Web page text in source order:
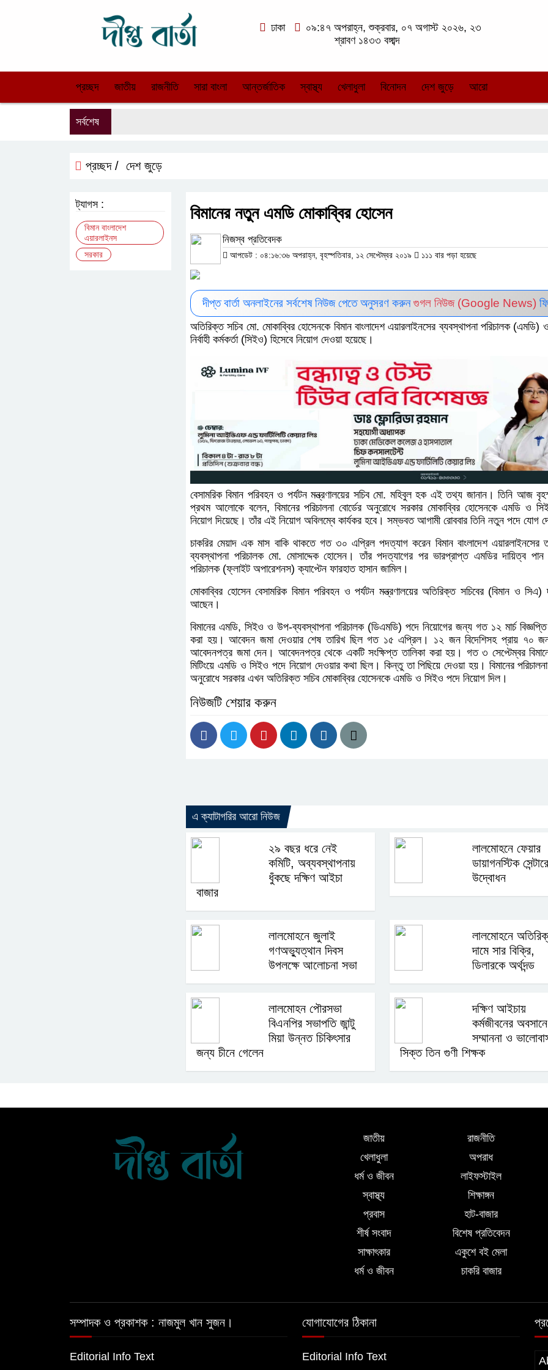
ঢাকা
০৯:৪৭ অপরাহ্ন, শুক্রবার, ০৭ অগাস্ট ২০২৬, ২৩
শ্রাবণ ১৪৩৩ বঙ্গাব্দ
প্রচ্ছদ জাতীয় রাজনীতি সারা বাংলা আন্তর্জাতিক স্বাস্থ্য খেলাধুলা বিনোদন দেশ জুড়ে আরো
সর্বশেষ
প্রচ্ছদ / দেশ জুড়ে
বিমানের নতুন এমডি মোকাব্বির হোসেন
নিজস্ব প্রতিবেদক
আপডেট : ০৪:১৬:৩৬ অপরাহ্ন, বৃহস্পতিবার, ১২ সেপ্টেম্বর ২০১৯ ১১১ বার পড়া হয়েছে
দীপ্ত বার্তা অনলাইনের সর্বশেষ নিউজ পেতে অনুসরণ করুনগুগল নিউজ (Google News)
অতিরিক্ত সচিব মো. মোকাব্বির হোসেনকে বিমান বাংলাদেশ এয়ারলাইনসের ব্যবস্থাপনা পরিচালক (এমডি)
নির্বাহী কর্মকর্তা (সিইও) হিসেবে নিয়োগ দেওয়া হয়েছে।
বেসামরিক বিমান পরিবহন ও পর্যটন মন্ত্রণালয়ের সচিব মো. মহিবুল হক এই তথ্য জানান। তিনি আজ
প্রথম আলোকে বলেন, বিমানের পরিচালনা বোর্ডের অনুরোধে সরকার মোকাব্বির হোসেনকে এমডি ও
নিয়োগ দিয়েছে। তাঁর এই নিয়োগ অবিলম্বে কার্যকর হবে। সম্ভবত আগামী রোববার তিনি নতুন পদে যোগ
চাকরির মেয়াদ এক মাস বাকি থাকতে গত ৩০ এপ্রিল পদত্যাগ করেন বিমান বাংলাদেশ এয়ারলাইনসের
ব্যবস্থাপনা পরিচালক মো. মোসাদ্দেক হোসেন। তাঁর পদত্যাগের পর ভারপ্রাপ্ত এমডির দায়িত্ব পান
পরিচালক (ফ্লাইট অপারেশনস) ক্যাপ্টেন ফারহাত হাসান জামিল।
মোকাব্বির হোসেন বেসামরিক বিমান পরিবহন ও পর্যটন মন্ত্রণালয়ের অতিরিক্ত সচিবের (বিমান ও সিএ)
আছেন।
বিমানের এমডি, সিইও ও উপ-ব্যবস্থাপনা পরিচালক (ডিএমডি) পদে নিয়োগের জন্য গত ১২ মার্চ
করা হয়। আবেদন জমা দেওয়ার শেষ তারিখ ছিল গত ১৫ এপ্রিল। ১২ জন বিদেশিসহ প্রায় ৭০ জন
আবেদনপত্র জমা দেন। আবেদনপত্র থেকে একটি সংক্ষিপ্ত তালিকা করা হয়। গত ৩ সেপ্টেম্বর
মিটিংয়ে এমডি ও সিইও পদে নিয়োগ দেওয়ার কথা ছিল। কিন্তু তা পিছিয়ে দেওয়া হয়। বিমানের পরিচালনা
অনুরোধে সরকার এখন অতিরিক্ত সচিব মোকাব্বির হোসেনকে এমডি ও সিইও পদে নিয়োগ দিল।
নিউজটি শেয়ার করুন
এ ক্যাটাগরির আরো নিউজ
২৯ বছর ধরে নেই
কমিটি, অব্যবস্থাপনায়
ধুঁকছে দক্ষিণ আইচা
বাজার
লালমোহনে ফেয়ার
ডায়াগনস্টিক
উদ্বোধন
লালমোহনে জুলাই
গণঅভ্যুত্থান দিবস
উপলক্ষে আলোচনা সভা
লালমোহনে
দামে সার বিক্রি,
ডিলারকে অর্থদন্ড
লালমোহন পৌরসভা
বিএনপির সভাপতি জান্টু
মিয়া উন্নত চিকিৎসার
জন্য চীনে গেলেন
দক্ষিণ আইচায়
কর্মজীবনের অবসানে
সম্মাননা ও
সিক্ত তিন গুণী শিক্ষক
ট্যাগস :
বিমান বাংলাদেশ
এয়ারলাইনস
সরকার
জাতীয় রাজনীতি
খেলাধুলা
অপরাধ
ধর্ম ও জীবন
লাইফস্টাইল
স্বাস্থ্য
শিক্ষাঙ্গন
প্রবাস
হাট-বাজার
শীর্ষ সংবাদ
বিশেষ প্রতিবেদন
সাক্ষাৎকার
একুশে বই মেলা
ধর্ম ও জীবন
চাকরি বাজার
সম্পাদক ও প্রকাশক : নাজমুল খান সুজন।
Editorial Info Text
যোগাযোগের ঠিকানা
Editorial Info Text